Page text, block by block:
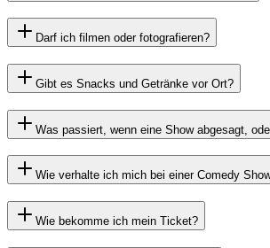
Darf ich filmen oder fotografieren?
Gibt es Snacks und Getränke vor Ort?
Was passiert, wenn eine Show abgesagt,
Wie verhalte ich mich bei einer Comedy
Wie bekomme ich mein Ticket?